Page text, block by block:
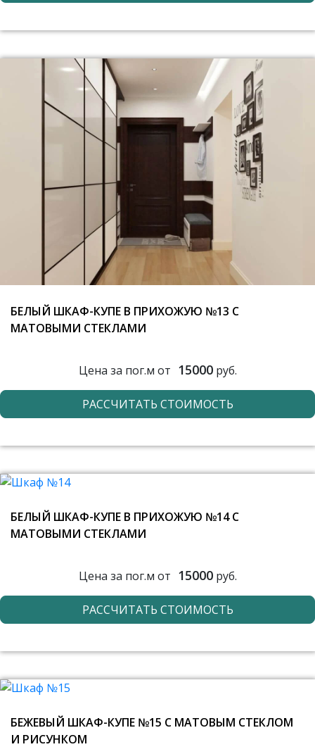
БЕЛЫЙ ШКАФ-КУПЕ В ПРИХОЖУЮ №13 С
МАТОВЫМИ СТЕКЛАМИ
Цена за пог.м от 15000руб.
РАССЧИТАТЬ СТОИМОСТЬ
БЕЛЫЙ ШКАФ-КУПЕ В ПРИХОЖУЮ №14 С
МАТОВЫМИ СТЕКЛАМИ
Цена за пог.м от 15000руб.
РАССЧИТАТЬ СТОИМОСТЬ
БЕЖЕВЫЙ ШКАФ-КУПЕ №15 С МАТОВЫМ СТЕКЛОМ
И РИСУНКОМ